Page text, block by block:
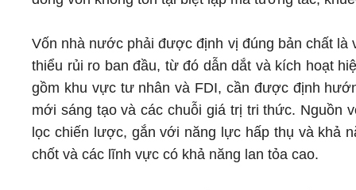
Vốn nhà nước phải được định vị đúng bản chất là
thiểu rủi ro ban đầu, từ đó dẫn dắt và kích hoạt
gồm khu vực tư nhân và FDI, cần được định
mới sáng tạo và các chuỗi giá trị tri thức. Nguồn
lọc chiến lược, gắn với năng lực hấp thụ và khả
chốt và các lĩnh vực có khả năng lan tỏa cao.